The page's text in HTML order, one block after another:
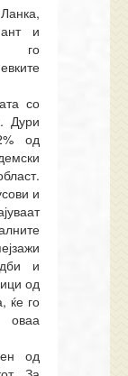
и
го
со
Дури
од
и
и
од
, ќе го
оваа
од